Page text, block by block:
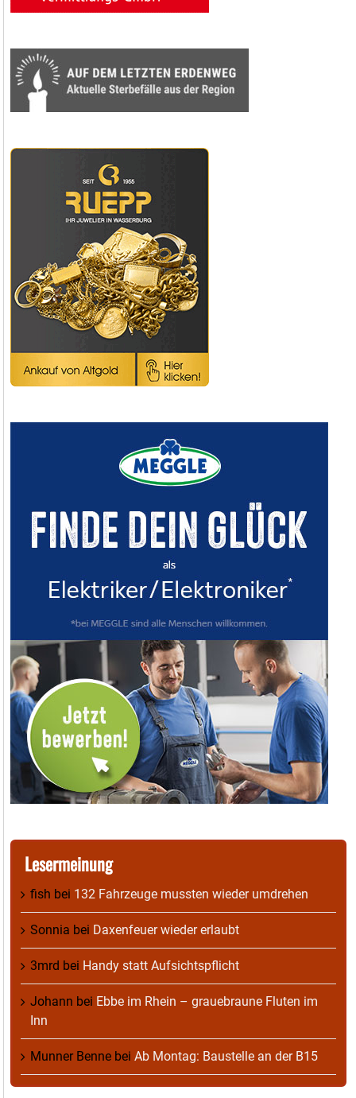
Lesermeinung
fish bei 132 Fahrzeuge mussten wieder umdrehen
Sonnia bei Daxenfeuer wieder erlaubt
3mrd bei Handy statt Aufsichtspflicht
Johann bei Ebbe im Rhein – grauebraune Fluten im
Inn
Munner Benne bei Ab Montag: Baustelle an der B15